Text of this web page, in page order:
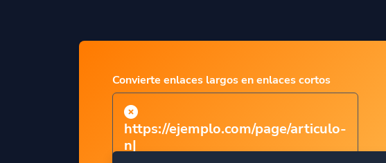
Convierte enlaces largos en enlaces cortos
https://ejemplo.com/page/articulo-
nombre